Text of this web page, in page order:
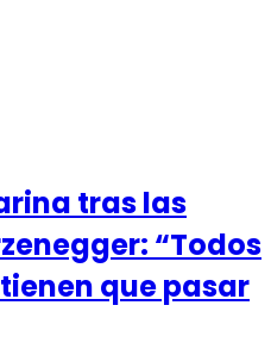
tras las
“Todos
que pasar